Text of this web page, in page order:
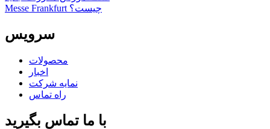
Messe Frankfurt چیست؟
سرویس
محصولات
اخبار
نمایه شرکت
راه تماس
با ما تماس بگیرید